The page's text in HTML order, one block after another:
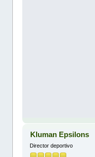
Kluman Epsilons
Director deportivo